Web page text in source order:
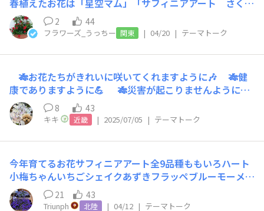
きたいです🌼 こうした失敗も含めて気軽に投稿ができ、
そこから学びがひろまって、みなさんの成功体験につなが
るきっかけがたくさん詰まったSUNSUNガーデンであり
たいと思っています。 残り数日となりましたが、 皆さん
までに投稿いただいた方々にはあらためて御礼申し上げま
す🙇‍♂️
わるんだけど その青年、うちのフェアリースターたちを
見て 「これは何ていうお花ですか？」と おや？興味ある
感じ？😳 私 「日々草って言うんです」 青年「日々草！
いと思って お店に行ったけど、わからなくて 店員さんに
聞いてもわからなかったんです！」 あら😆すでに探しに
行かれたのね！ 確かにもう店頭にはないかもしれないけ
ど フェアリースター宣伝しておきましたよ😆 普通の日々
草じゃなくて 小輪に品種改良されたやつだって❣️ すぐ楽
シリーズならまだあるかもと ラベル見せておきました😉
春植えたお花は「星空マム」「サフィニアアート さくら
こ＆コーラルチーク」「星空マム」は２色10号鉢に植え
たら約2か月でここまで大きく育っています♪野菜は「ら
くなりイチゴ」「ドルチェベリー」「こいあじ中玉」を植
えました！「らくなりイチゴ」は実が赤くなってきていま
イミングサンパラソル」と「甘小丸スイカ」にチャレンジ
しようと思っています！皆さまの今年の春植え計画もぜひ
教えてくださいね♪
2 44
フラワーズ_うっちー 関東 | 04/20 | テーマトーク
🎋お花たちがきれいに咲いてくれますように🎶 🎋健
康でありますように💪 🎋災害が起こりませんように🙏
七夕の夜に天の川✨がみれますように💫 お花は、フェア
リースターホワイト🧚‍♀️💕
8 43
キキ 近畿 | 2025/07/05 | テーマトーク
今年育てるお花サフィニアアート全9品種ももいろハート
小梅ちゃんいちごシェイクあずきフラッペブルーモーメン
トるりいろ風ぐるまとらネココーラルチークさくらこサフ
ィニアプレミアムブルーホワイトサフィニアプチあずきも
21 43
Triunph 北陸 | 04/12 | テーマトーク